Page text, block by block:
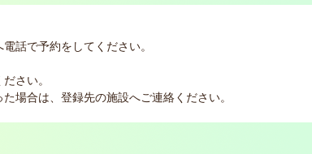
話で予約をしてください。
さい。
場合は、登録先の施設へご連絡ください。